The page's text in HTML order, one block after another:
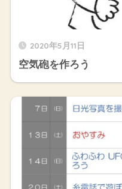
2020年5月11日
空気砲を作ろう